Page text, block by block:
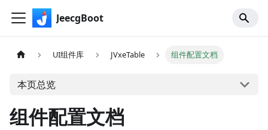
JeecgBoot
UI组件库 JVxeTable 组件配置文档
本页总览
组件配置文档